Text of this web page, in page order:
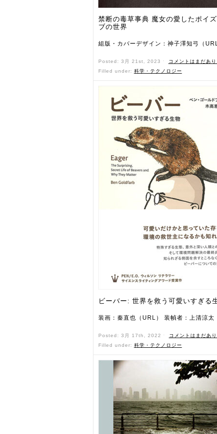
禁断の毒草事典 魔女の愛したポイ
ブの世界
組版・カバーデザイン：神子澤知弓（
Posted: 3月 21st, 2023 ˑ
コメントはまだあ
Filled under: 科学・テクノロジー
ビーバー: 世界を救う可愛いすぎる
装画：秦直也（URL） 装幀者：上清涼太
Posted: 3月 17th, 2022 ˑ
コメントはまだあ
Filled under: 科学・テクノロジー